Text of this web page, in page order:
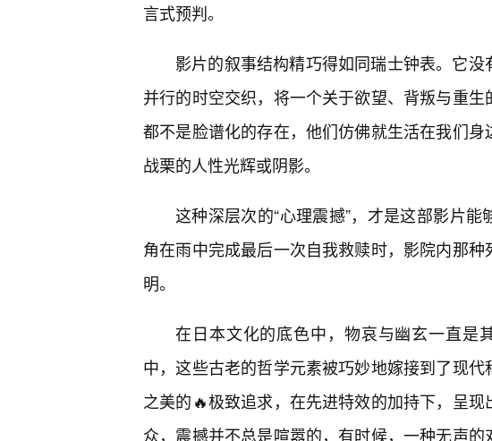
言式预判。
影片的叙事结构精巧得如同瑞士钟表。它
并行的时空交织，将一个关于欲望、背叛与重
都不是脸谱化的存在，他们仿佛就生活在我们
战栗的人性光辉或阴影。
这种深层次的“心理震撼”，才是这部影片
角在雨中完成最后一次自我救赎时，影院内那
明。
在日本文化的底色中，物哀与幽玄一直是
中，这些古老的哲学元素被巧妙地嫁接到了现
之美的🔥极致追求，在先进特效的加持下，呈
众，震撼并不总是喧嚣的，有时候，一种无声